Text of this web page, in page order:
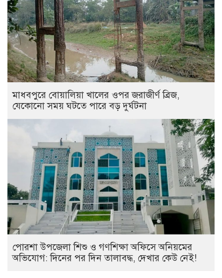
মাধবপুরে বোয়ালিয়া খালের ওপর জরাজীর্ণ ব্রিজ,
যেকোনো সময় ঘটতে পারে বড় দুর্ঘটনা
পোরশা উপজেলা শিশু ও গণশিক্ষা অফিসে অনিয়মের
অভিযোগ: দিনের পর দিন তালাবদ্ধ, দেখার কেউ নেই!